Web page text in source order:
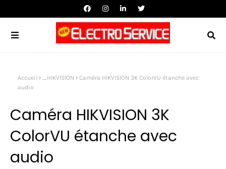
Accueil _HIKVISION
Caméra HIKVISION 3K ColorVU étanche avec
audio
Caméra HIKVISION 3K
ColorVU étanche avec
audio